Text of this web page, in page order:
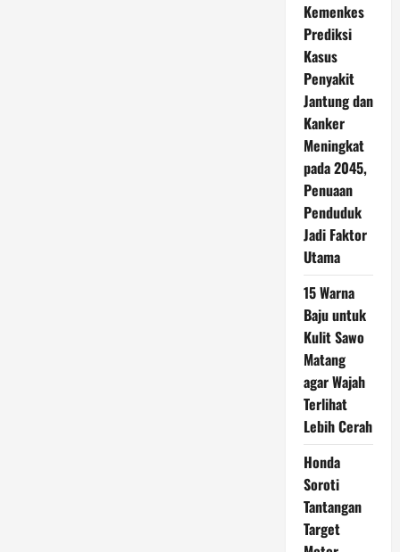
Kemenkes
Prediksi
Kasus
Penyakit
Jantung dan
Kanker
Meningkat
pada 2045,
Penuaan
Penduduk
Jadi Faktor
Utama
15 Warna
Baju untuk
Kulit Sawo
Matang
agar Wajah
Terlihat
Lebih Cerah
Honda
Soroti
Tantangan
Target